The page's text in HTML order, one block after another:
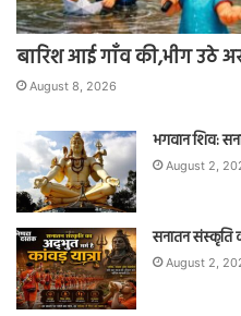
बारिश आई गाँव की,भीग उठे
August 8, 2026
भगवान शिव:
August 2,
सनातन संस्कृति
August 2,